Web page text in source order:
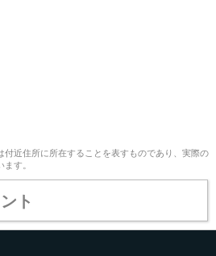
近住所に所在することを表すものであり、実際の
す。
ト